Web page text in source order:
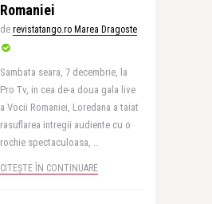
Romaniei
de revistatango.ro Marea Dragoste
Sambata seara, 7 decembrie, la
Pro Tv, in cea de-a doua gala live
a Vocii Romaniei, Loredana a taiat
rasuflarea intregii audiente cu o
rochie spectaculoasa, ..
CITEȘTE ÎN CONTINUARE